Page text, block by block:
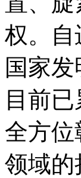
权。自
国家
目前
全方位
领域的